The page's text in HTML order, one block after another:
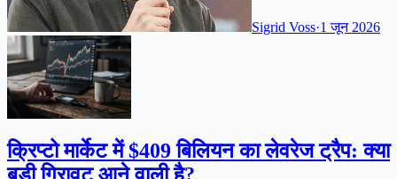
Sigrid Voss·1 जून 2026
क्रिप्टो मार्केट में $409 बिलियन का लेवरेज ट्रैप: क्या